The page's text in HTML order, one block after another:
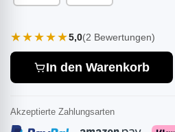
★★★★★5,0(2 Bewertungen)
In den Warenkorb
Akzeptierte Zahlungsarten